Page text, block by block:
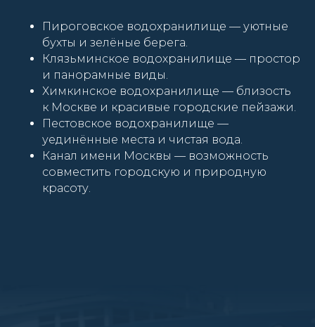
Пироговское водохранилище — уютные
бухты и зелёные берега.
Клязьминское водохранилище — простор
и панорамные виды.
Химкинское водохранилище — близость
к Москве и красивые городские пейзажи.
Пестовское водохранилище —
уединённые места и чистая вода.
Канал имени Москвы — возможность
совместить городскую и природную
красоту.